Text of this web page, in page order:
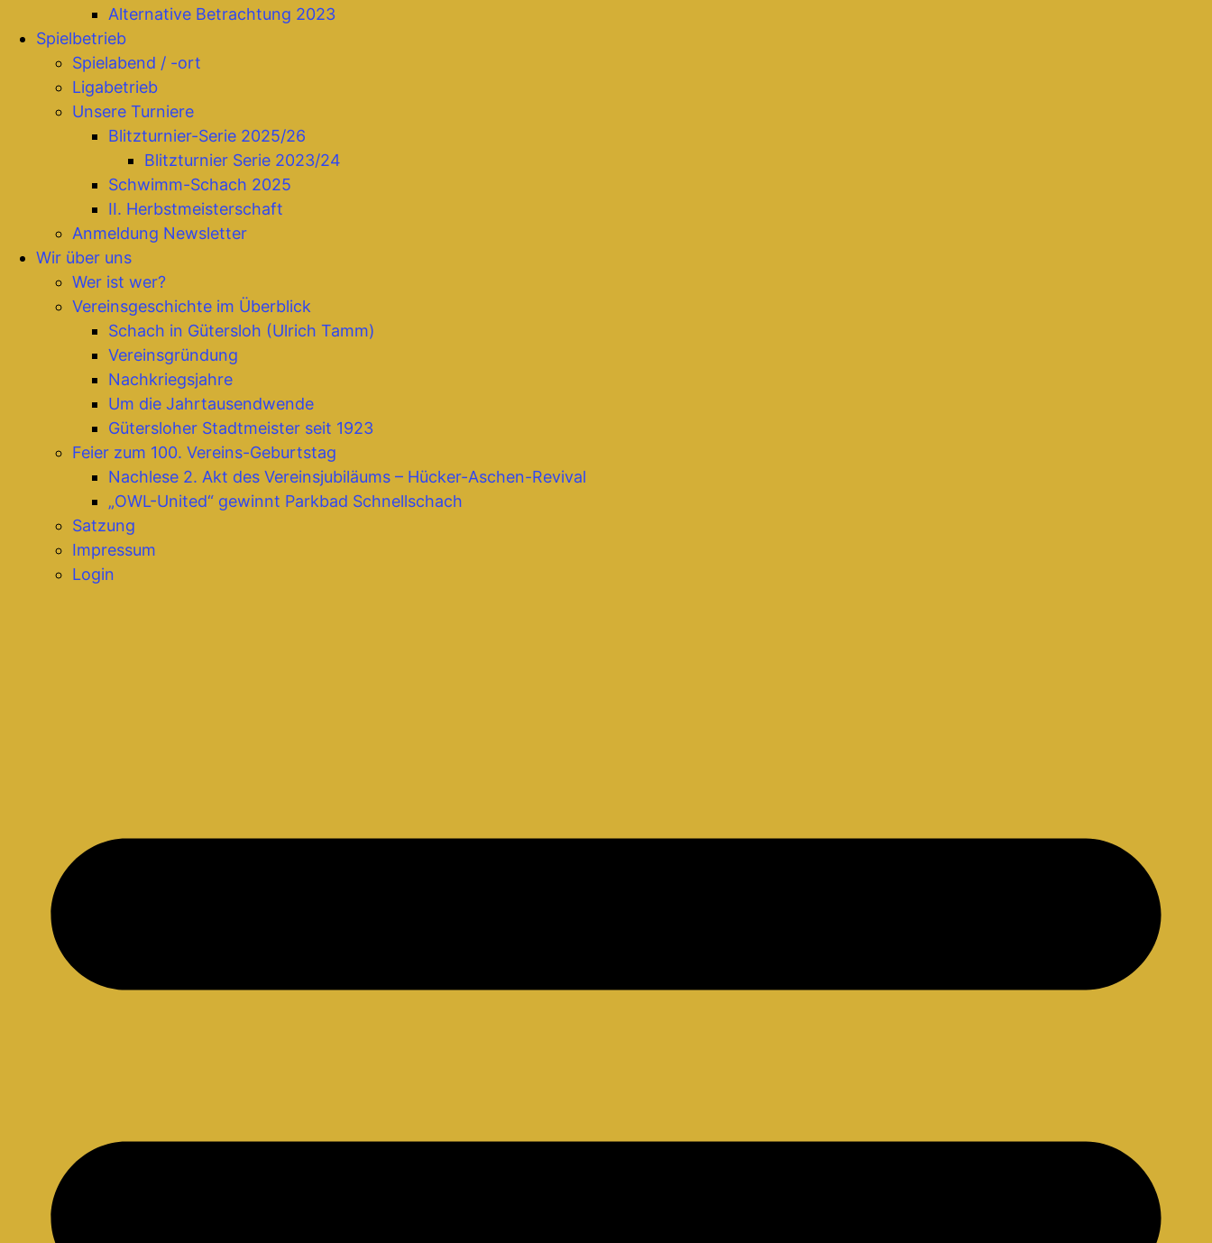
Alternative Betrachtung 2023
Spielbetrieb
Spielabend / -ort
Ligabetrieb
Unsere Turniere
Blitzturnier-Serie 2025/26
Blitzturnier Serie 2023/24
Schwimm-Schach 2025
II. Herbstmeisterschaft
Anmeldung Newsletter
Wir über uns
Wer ist wer?
Vereinsgeschichte im Überblick
Schach in Gütersloh (Ulrich Tamm)
Vereinsgründung
Nachkriegsjahre
Um die Jahrtausendwende
Gütersloher Stadtmeister seit 1923
Feier zum 100. Vereins-Geburtstag
Nachlese 2. Akt des Vereinsjubiläums – Hücker-Aschen-Revival
„OWL-United“ gewinnt Parkbad Schnellschach
Satzung
Impressum
Login